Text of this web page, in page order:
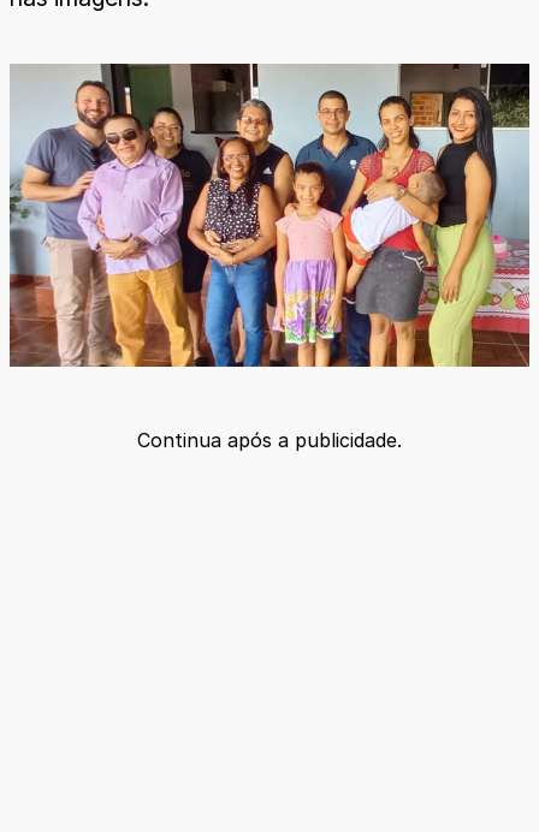
Continua após a publicidade.